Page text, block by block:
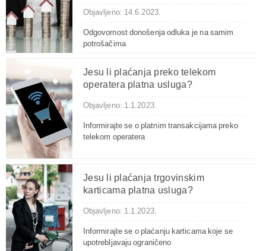
Objavljeno: 14.6.2023.
Odgovornost donošenja odluka je na samim
potrošačima
Jesu li plaćanja preko telekom
operatera platna usluga?
Objavljeno: 1.1.2023.
Informirajte se o platnim transakcijama preko
telekom operatera
Jesu li plaćanja trgovinskim
karticama platna usluga?
Objavljeno: 1.1.2023.
Informirajte se o plaćanju karticama koje se
upotrebljavaju ograničeno